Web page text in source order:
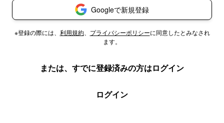
Googleで新規登録
※登録の際には、 利用規約、 プライバシーポリシーに同意したとみなされ
ます。
または、すでに登録済みの方はログイン
ログイン